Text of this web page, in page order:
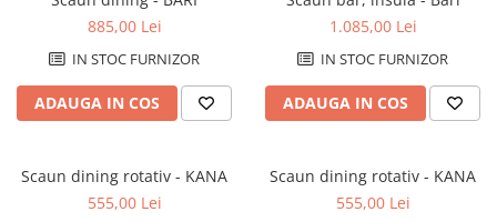
Designers' Choice
885,00 Lei
IN STOC FURNIZOR
ADAUGA IN COS
1.085,00 Lei
IN STOC FURNIZOR
ADAUGA IN COS
Scaun dining rotativ - KANA
555,00 Lei
Scaun dining rotativ - KANA
555,00 Lei